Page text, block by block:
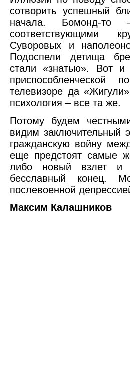
сотворить успешный
начала. Бомонд-
соответствующими
Суворовых и
Подоспели детища
стали «знатью». Вот
телевизоре да
психология – все та же.
Потому будем
видим заключительный
гражданскую войну
еще предстоят самые
либо новый взлет и
бесславный конец.
послевоенной
Максим Калашников